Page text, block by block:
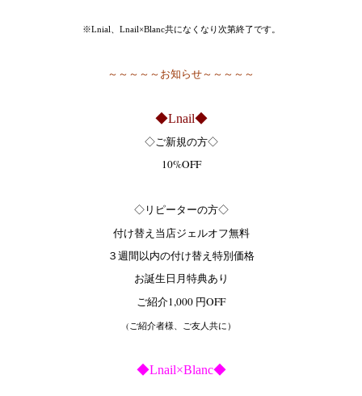
※Lnial、Lnail×Blanc共になくなり次第終了です。
～～～～～お知らせ～～～～～
◆Lnail◆
◇ご新規の方◇
10%OFF
◇リピーターの方◇
付け替え当店ジェルオフ無料
３週間以内の付け替え特別価格
お誕生日月特典あり
ご紹介1,000 円OFF
(ご紹介者様、ご友人共に）
◆Lnail×Blanc◆